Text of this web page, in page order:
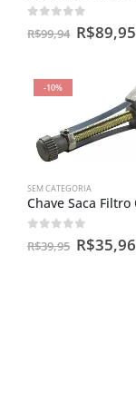
out of 5
R$99,94 R$89,95
-10%
SEM CATEGORIA
out of 5
R$39,95 R$35,96